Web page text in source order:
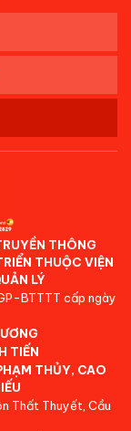
THÔNG
THUỘC VIỆN
LÝ
BTTTT cấp ngày
TIẾN
THỦY, CAO
Thất Thuyết, Cầu